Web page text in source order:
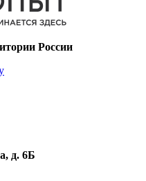
России
д. 6Б